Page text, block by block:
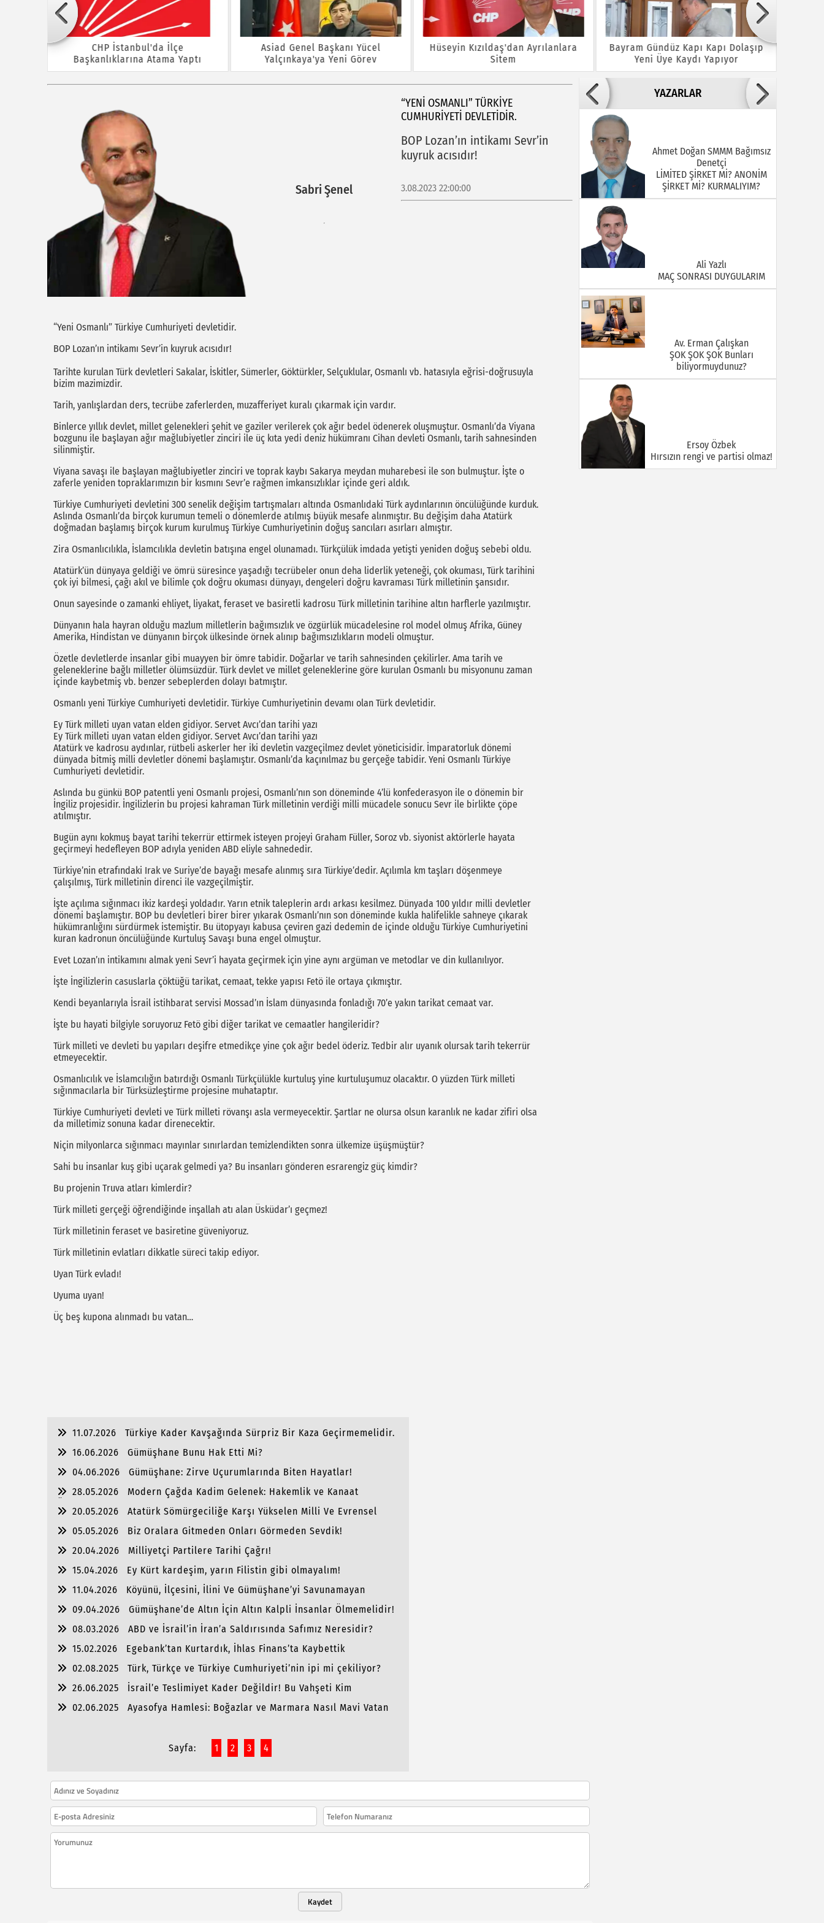
CHP İstanbul'da İlçe
Başkanlıklarına Atama Yaptı
Asiad Genel Başkanı Yücel
Yalçınkaya'ya Yeni Görev
Hüseyin Kızıldaş'dan Ayrılanlara
Sitem
Bayram Gündüz Kapı Kapı Dolaşıp
Yeni Üye Kaydı Yapıyor
Sabri Şenel
“YENI OSMANLI” TÜRKIYE
CUMHURIYETI DEVLETIDIR.
BOP Lozan’ın intikamı Sevr’in
kuyruk acısıdır!
3.08.2023 22:00:00
“Yeni Osmanlı” Türkiye Cumhuriyeti devletidir.
BOP Lozan’ın intikamı Sevr’in kuyruk acısıdır!
Tarihte kurulan Türk devletleri Sakalar, İskitler, Sümerler, Göktürkler, Selçuklular, Osmanlı vb. hatasıyla eğrisi-doğrusuyla
bizim mazimizdir.
Tarih, yanlışlardan ders, tecrübe zaferlerden, muzafferiyet kuralı çıkarmak için vardır.
Binlerce yıllık devlet, millet gelenekleri şehit ve gaziler verilerek çok ağır bedel ödenerek oluşmuştur. Osmanlı’da Viyana
bozgunu ile başlayan ağır mağlubiyetler zinciri ile üç kıta yedi deniz hükümranı Cihan devleti Osmanlı, tarih sahnesinden
silinmiştir.
Viyana savaşı ile başlayan mağlubiyetler zinciri ve toprak kaybı Sakarya meydan muharebesi ile son bulmuştur. İşte o
zaferle yeniden topraklarımızın bir kısmını Sevr’e rağmen imkansızlıklar içinde geri aldık.
Türkiye Cumhuriyeti devletini 300 senelik değişim tartışmaları altında Osmanlıdaki Türk aydınlarının öncülüğünde kurduk.
Aslında Osmanlı’da birçok kurumun temeli o dönemlerde atılmış büyük mesafe alınmıştır. Bu değişim daha Atatürk
doğmadan başlamış birçok kurum kurulmuş Türkiye Cumhuriyetinin doğuş sancıları asırları almıştır.
Zira Osmanlıcılıkla, İslamcılıkla devletin batışına engel olunamadı. Türkçülük imdada yetişti yeniden doğuş sebebi oldu.
Atatürk’ün dünyaya geldiği ve ömrü süresince yaşadığı tecrübeler onun deha liderlik yeteneği, çok okuması, Türk tarihini
çok iyi bilmesi, çağı akıl ve bilimle çok doğru okuması dünyayı, dengeleri doğru kavraması Türk milletinin şansıdır.
Onun sayesinde o zamanki ehliyet, liyakat, feraset ve basiretli kadrosu Türk milletinin tarihine altın harflerle yazılmıştır.
Dünyanın hala hayran olduğu mazlum milletlerin bağımsızlık ve özgürlük mücadelesine rol model olmuş Afrika, Güney
Amerika, Hindistan ve dünyanın birçok ülkesinde örnek alınıp bağımsızlıkların modeli olmuştur.
Özetle devletlerde insanlar gibi muayyen bir ömre tabidir. Doğarlar ve tarih sahnesinden çekilirler. Ama tarih ve
geleneklerine bağlı milletler ölümsüzdür. Türk devlet ve millet geleneklerine göre kurulan Osmanlı bu misyonunu zaman
içinde kaybetmiş vb. benzer sebeplerden dolayı batmıştır.
Osmanlı yeni Türkiye Cumhuriyeti devletidir. Türkiye Cumhuriyetinin devamı olan Türk devletidir.
Ey Türk milleti uyan vatan elden gidiyor. Servet Avcı’dan tarihi yazı
Ey Türk milleti uyan vatan elden gidiyor. Servet Avcı’dan tarihi yazı
Atatürk ve kadrosu aydınlar, rütbeli askerler her iki devletin vazgeçilmez devlet yöneticisidir. İmparatorluk dönemi
dünyada bitmiş milli devletler dönemi başlamıştır. Osmanlı’da kaçınılmaz bu gerçeğe tabidir. Yeni Osmanlı Türkiye
Cumhuriyeti devletidir.
Aslında bu günkü BOP patentli yeni Osmanlı projesi, Osmanlı’nın son döneminde 4’lü konfederasyon ile o dönemin bir
İngiliz projesidir. İngilizlerin bu projesi kahraman Türk milletinin verdiği milli mücadele sonucu Sevr ile birlikte çöpe
atılmıştır.
Bugün aynı kokmuş bayat tarihi tekerrür ettirmek isteyen projeyi Graham Füller, Soroz vb. siyonist aktörlerle hayata
geçirmeyi hedefleyen BOP adıyla yeniden ABD eliyle sahnededir.
Türkiye’nin etrafındaki Irak ve Suriye’de bayağı mesafe alınmış sıra Türkiye’dedir. Açılımla km taşları döşenmeye
çalışılmış, Türk milletinin direnci ile vazgeçilmiştir.
İşte açılıma sığınmacı ikiz kardeşi yoldadır. Yarın etnik taleplerin ardı arkası kesilmez. Dünyada 100 yıldır milli devletler
dönemi başlamıştır. BOP bu devletleri birer birer yıkarak Osmanlı’nın son döneminde kukla halifelikle sahneye çıkarak
hükümranlığını sürdürmek istemiştir. Bu ütopyayı kabusa çeviren gazi dedemin de içinde olduğu Türkiye Cumhuriyetini
kuran kadronun öncülüğünde Kurtuluş Savaşı buna engel olmuştur.
Evet Lozan’ın intikamını almak yeni Sevr’i hayata geçirmek için yine aynı argüman ve metodlar ve din kullanılıyor.
İşte İngilizlerin casuslarla çöktüğü tarikat, cemaat, tekke yapısı Fetö ile ortaya çıkmıştır.
Kendi beyanlarıyla İsrail istihbarat servisi Mossad’ın İslam dünyasında fonladığı 70’e yakın tarikat cemaat var.
İşte bu hayati bilgiyle soruyoruz Fetö gibi diğer tarikat ve cemaatler hangileridir?
Türk milleti ve devleti bu yapıları deşifre etmedikçe yine çok ağır bedel öderiz. Tedbir alır uyanık olursak tarih tekerrür
etmeyecektir.
Osmanlıcılık ve İslamcılığın batırdığı Osmanlı Türkçülükle kurtuluş yine kurtuluşumuz olacaktır. O yüzden Türk milleti
sığınmacılarla bir Türksüzleştirme projesine muhataptır.
Türkiye Cumhuriyeti devleti ve Türk milleti rövanşı asla vermeyecektir. Şartlar ne olursa olsun karanlık ne kadar zifiri olsa
da milletimiz sonuna kadar direnecektir.
Niçin milyonlarca sığınmacı mayınlar sınırlardan temizlendikten sonra ülkemize üşüşmüştür?
Sahi bu insanlar kuş gibi uçarak gelmedi ya? Bu insanları gönderen esrarengiz güç kimdir?
Bu projenin Truva atları kimlerdir?
Türk milleti gerçeği öğrendiğinde inşallah atı alan Üsküdar’ı geçmez!
Türk milletinin feraset ve basiretine güveniyoruz.
Türk milletinin evlatları dikkatle süreci takip ediyor.
Uyan Türk evladı!
Uyuma uyan!
Üç beş kupona alınmadı bu vatan…
11.07.2026
Türkiye Kader Kavşağında Sürpriz Bir Kaza Geçirmemelidir.
16.06.2026
Gümüşhane Bunu Hak Etti Mi?
04.06.2026
Gümüşhane: Zirve Uçurumlarında Biten Hayatlar!
28.05.2026
Modern Çağda Kadim Gelenek: Hakemlik ve Kanaat
20.05.2026
Atatürk Sömürgeciliğe Karşı Yükselen Milli Ve Evrensel
05.05.2026
Biz Oralara Gitmeden Onları Görmeden Sevdik!
20.04.2026
Milliyetçi Partilere Tarihi Çağrı!
15.04.2026
Ey Kürt kardeşim, yarın Filistin gibi olmayalım!
11.04.2026
Köyünü, İlçesini, İlini Ve Gümüşhane’yi Savunamayan
Dernek, Federasyon, Konfederasyon Niçin Vardır?
09.04.2026
Gümüşhane’de Altın İçin Altın Kalpli İnsanlar Ölmemelidir!
08.03.2026
ABD ve İsrail’in İran’a Saldırısında Safımız Neresidir?
15.02.2026
Egebank’tan Kurtardık, İhlas Finans’ta Kaybettik
02.08.2025
Türk, Türkçe ve Türkiye Cumhuriyeti’nin ipi mi çekiliyor?
26.06.2025
İsrail’e Teslimiyet Kader Değildir! Bu Vahşeti Kim
02.06.2025
Ayasofya Hamlesi: Boğazlar ve Marmara Nasıl Mavi Vatan
Sayfa: 1 2 3 4
Kaydet
YAZARLAR
Ahmet Doğan SMMM Bağımsız
Denetçi
LİMİTED ŞİRKET Mİ? ANONİM
ŞİRKET Mİ? KURMALIYIM?
Ali Yazlı
MAÇ SONRASI DUYGULARIM
Av. Erman Çalışkan
ŞOK ŞOK ŞOK Bunları
biliyormuydunuz?
Ersoy Özbek
Hırsızın rengi ve partisi olmaz!